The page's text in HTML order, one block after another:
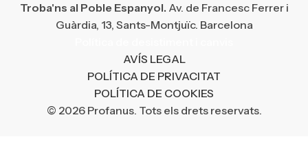
Troba'ns al Poble Espanyol. Av. de Francesc Ferrer i
Guàrdia, 13, Sants-Montjuïc. Barcelona
AVÍS LEGAL
POLÍTICA DE PRIVACITAT
POLÍTICA DE COOKIES
© 2026 Profanus. Tots els drets reservats.